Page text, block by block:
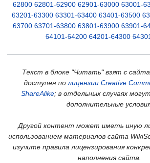
62800 62801-62900 62901-63000 63001-
63201-63300 63301-63400 63401-63500
63700 63701-63800 63801-63900 63901-
64101-64200 64201-64300
Текст в блоке "Читать" взят с
доступен по лицензии Creative
ShareAlike; в отдельных случаях
дополнительные
Другой контент может иметь иную
использованием материалов сайта
изучите правила лицензирования
наполнения сайта.